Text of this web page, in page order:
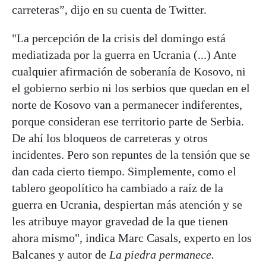
carreteras”, dijo en su cuenta de Twitter.
"La percepción de la crisis del domingo está
mediatizada por la guerra en Ucrania (...) Ante
cualquier afirmación de soberanía de Kosovo, ni
el gobierno serbio ni los serbios que quedan en el
norte de Kosovo van a permanecer indiferentes,
porque consideran ese territorio parte de Serbia.
De ahí los bloqueos de carreteras y otros
incidentes. Pero son repuntes de la tensión que se
dan cada cierto tiempo. Simplemente, como el
tablero geopolítico ha cambiado a raíz de la
guerra en Ucrania, despiertan más atención y se
les atribuye mayor gravedad de la que tienen
ahora mismo", indica Marc Casals, experto en los
Balcanes y autor de La piedra permanece.